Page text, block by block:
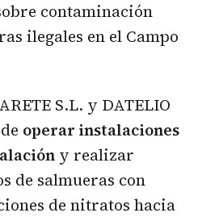
contaminación
ilegales en el Campo
S.L. y DATELIO
operar instalaciones
y realizar
de salmueras con
de nitratos hacia